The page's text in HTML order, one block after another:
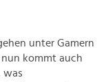
unter Gamern
kommt auch
was